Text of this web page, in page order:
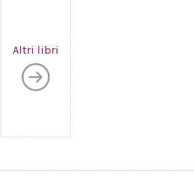
Altri libri